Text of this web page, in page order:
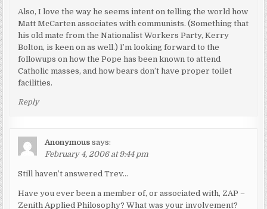
Also, I love the way he seems intent on telling the world how
Matt McCarten associates with communists. (Something that
his old mate from the Nationalist Workers Party, Kerry
Bolton, is keen on as well.) I’m looking forward to the
followups on how the Pope has been known to attend
Catholic masses, and how bears don’t have proper toilet
facilities.
Reply
Anonymous says:
February 4, 2006 at 9:44 pm
Still haven’t answered Trev…
Have you ever been a member of, or associated with, ZAP –
Zenith Applied Philosophy? What was your involvement?